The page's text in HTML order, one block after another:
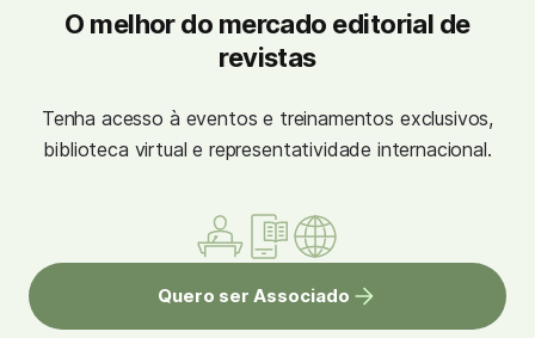
O melhor do mercado editorial de
revistas
Tenha acesso à eventos e treinamentos exclusivos,
biblioteca virtual e representatividade internacional.
Quero ser Associado